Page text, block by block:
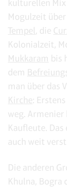
kulturellen Mix
Mogulzeit
Tempel , die
Kolonialzeit,
Mukkaram bis
dem
man über das
Kirche:
weg. Armenier
Kaufleute.
auch weit
Die anderen
Khulna, Bogra